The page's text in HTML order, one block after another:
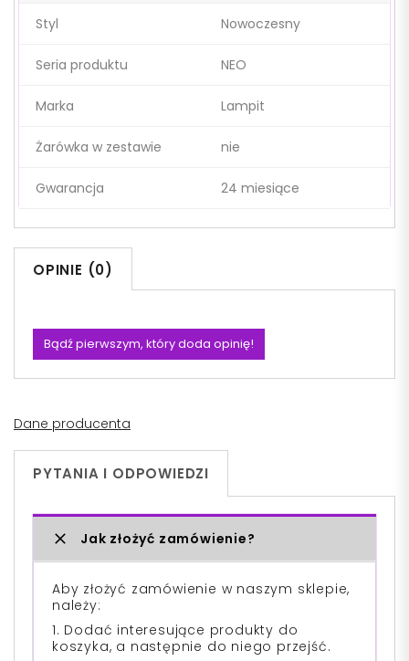
Styl Nowoczesny
Seria produktu NEO
Marka Lampit
Żarówka w zestawie nie
Gwarancja 24 miesiące
OPINIE (0)
Bądź pierwszym, który doda opinię!
Dane producenta
PYTANIA I ODPOWIEDZI
Jak złożyć zamówienie?
Aby złożyć zamówienie w naszym sklepie,
należy:
1. Dodać interesujące produkty do
koszyka, a następnie do niego przejść.